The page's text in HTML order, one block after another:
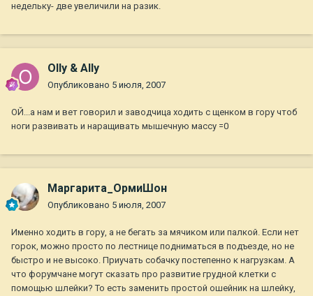
недельку- две увеличили на разик.
Olly & Ally
Опубликовано 5 июля, 2007
ОЙ...а нам и вет говорил и заводчица ходить с щенком в гору чтоб
ноги развивать и наращивать мышечную массу =0
Маргарита_ОрмиШон
Опубликовано 5 июля, 2007
Именно ходить в гору, а не бегать за мячиком или палкой. Если нет
горок, можно просто по лестнице подниматься в подъезде, но не
быстро и не высоко. Приучать собачку постепенно к нагрузкам. А
что форумчане могут сказать про развитие грудной клетки с
помощью шлейки? То есть заменить простой ошейник на шлейку,